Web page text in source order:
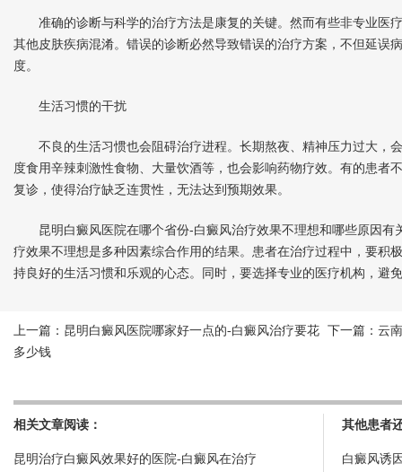
准确的诊断与科学的治疗方法是康复的关键。然而有些非专业医
其他皮肤疾病混淆。错误的诊断必然导致错误的治疗方案，不但延误
度。
生活习惯的干扰
不良的生活习惯也会阻碍治疗进程。长期熬夜、精神压力过大，
度食用辛辣刺激性食物、大量饮酒等，也会影响药物疗效。有的患者
复诊，使得治疗缺乏连贯性，无法达到预期效果。
昆明白癜风医院在哪个省份-白癜风治疗效果不理想和哪些原因有
疗效果不理想是多种因素综合作用的结果。患者在治疗过程中，要积
持良好的生活习惯和乐观的心态。同时，要选择专业的医疗机构，避
上一篇： 昆明白癜风医院哪家好一点的-白癜风治疗要花
多少钱
下一篇： 云
相关文章阅读：
昆明治疗白癜风效果好的医院-白癜风在治疗
其他患者
白癜风诱